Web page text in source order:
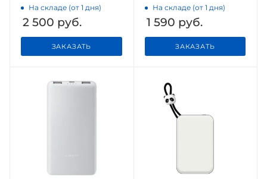
PB100DZM Silver
На складе (от 1 дня)
2 500 руб.
ЗАКАЗАТЬ
PB100DZM Black
На складе (от 1 дня)
1 590 руб.
ЗАКАЗАТЬ